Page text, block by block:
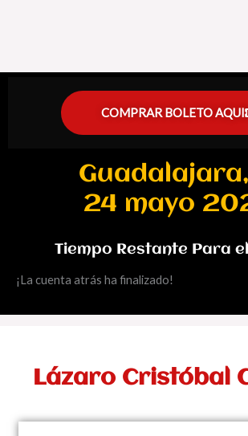
COMPRAR BOLETO AQUI
24 mayo
Tiempo Restante Para
¡La cuenta atrás ha finalizado!
Lázaro Cristóbal